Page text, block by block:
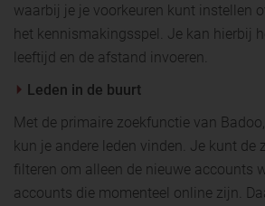
waarbij je je voorkeuren kunt instellen
het kennismakingsspel. Je kan hierbij
leeftijd en de afstand invoeren.
Leden in de buurt
Met de primaire zoekfunctie van
kun je andere leden vinden. Je kunt de
filteren om alleen de nieuwe accounts
accounts die momenteel online zijn.